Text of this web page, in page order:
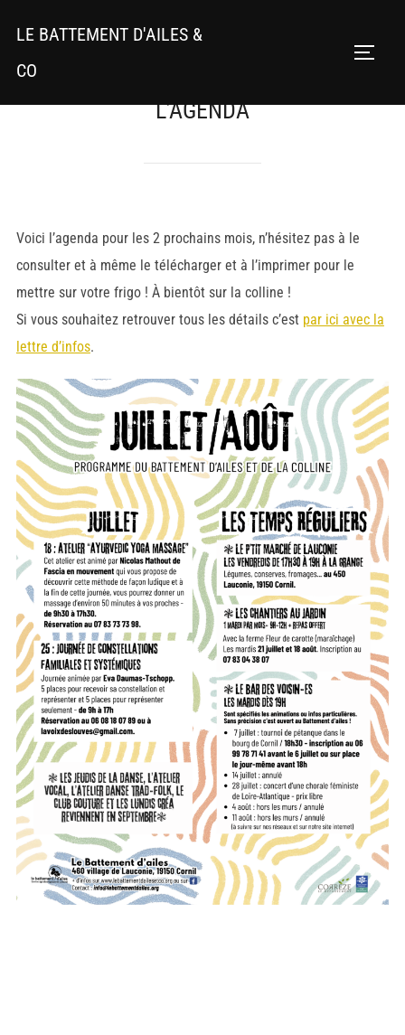
contenu
LE BATTEMENT D'AILES &
CO
L’AGENDA
Voici l’agenda pour les 2 prochains mois, n’hésitez pas à le
consulter et à même le télécharger et à l’imprimer pour le
mettre sur votre frigo ! À bientôt sur la colline !
Si vous souhaitez retrouver tous les détails c’est par ici avec la
lettre d’infos.